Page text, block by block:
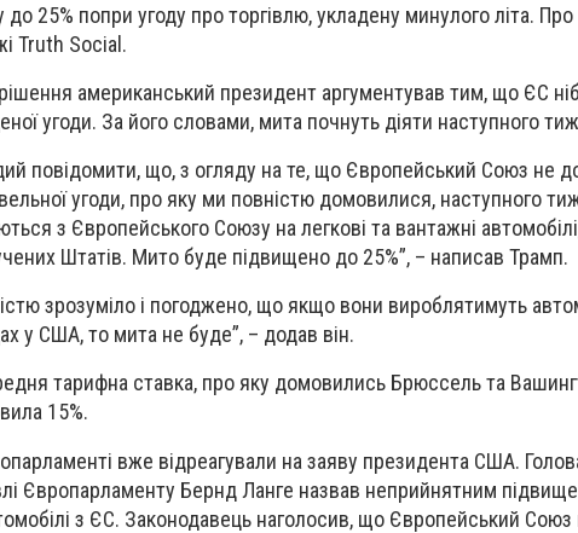
до 25% попри угоду про торгівлю, укладену минулого літа. Про
Truth Social.
американський президент аргументував тим, що ЄС
угоди. За його словами, мита почнуть діяти наступного
повідомити, що, з огляду на те, що Європейський Союз не
угоди, про яку ми повністю домовилися, наступного
з Європейського Союзу на легкові та вантажні
Штатів. Мито буде підвищено до 25%”, – написав Трамп.
зрозуміло і погоджено, що якщо вони вироблятимуть
у США, то мита не буде”, – додав він.
тарифна ставка, про яку домовились Брюссель та
15%.
вже відреагували на заяву президента США.
Європарламенту Бернд Ланге назвав неприйнятним
з ЄС. Законодавець наголосив, що Європейський Союз